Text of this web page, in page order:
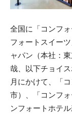
全国に「コンフ
フォートスイー
ャパン（本社：
哉、以下チョイ
月にかけて、「
市）、「コンフ
ンフォートホテ